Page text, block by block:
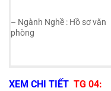
– Ngành Nghề : Hồ sơ văn
phòng
XEM CHI TIẾT TG 04: